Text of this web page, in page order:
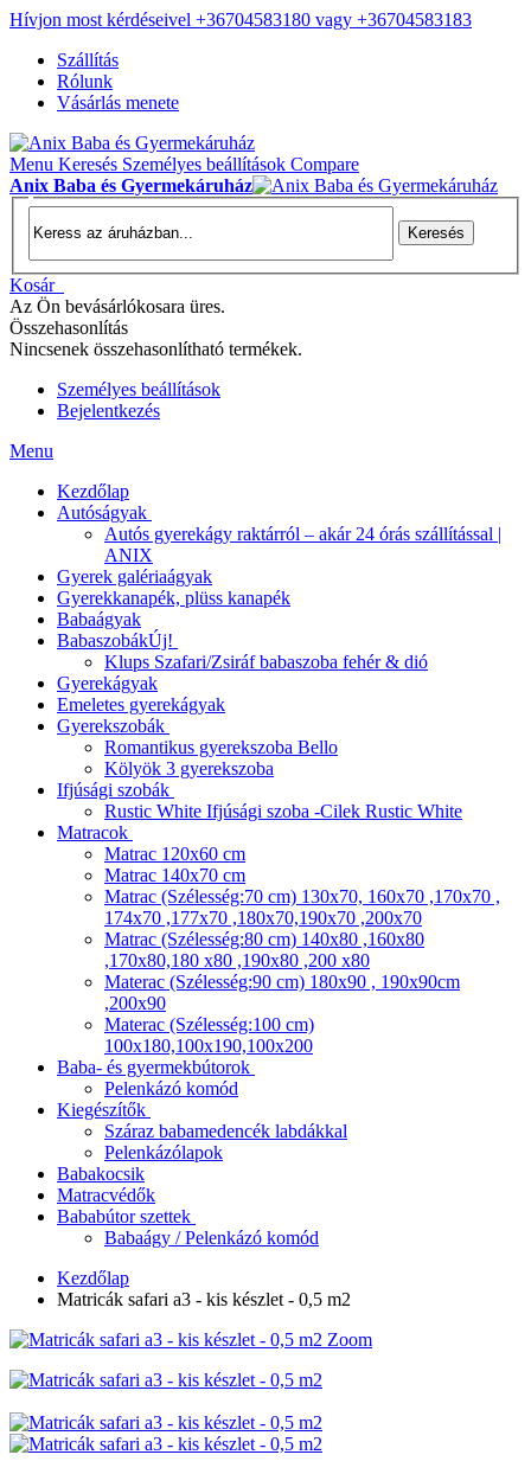
Hívjon most kérdéseivel +36704583180 vagy +36704583183
Szállítás
Rólunk
Vásárlás menete
Menu Keresés Személyes beállítások Compare
Anix Baba és Gyermekáruház
Keresés
Kosár
Az Ön bevásárlókosara üres.
Összehasonlítás
Nincsenek összehasonlítható termékek.
Személyes beállítások
Bejelentkezés
Menu
Kezdőlap
Autóságyak
Autós gyerekágy raktárról – akár 24 órás szállítással |
ANIX
Gyerek galériaágyak
Gyerekkanapék, plüss kanapék
Babaágyak
BabaszobákÚj!
Klups Szafari/Zsiráf babaszoba fehér & dió
Gyerekágyak
Emeletes gyerekágyak
Gyerekszobák
Romantikus gyerekszoba Bello
Kölyök 3 gyerekszoba
Ifjúsági szobák
Rustic White Ifjúsági szoba -Cilek Rustic White
Matracok
Matrac 120x60 cm
Matrac 140x70 cm
Matrac (Szélesség:70 cm) 130x70, 160x70 ,170x70 ,
174x70 ,177x70 ,180x70,190x70 ,200x70
Matrac (Szélesség:80 cm) 140x80 ,160x80
,170x80,180 x80 ,190x80 ,200 x80
Materac (Szélesség:90 cm) 180x90 , 190x90cm
,200x90
Materac (Szélesség:100 cm)
100x180,100x190,100x200
Baba- és gyermekbútorok
Pelenkázó komód
Kiegészítők
Száraz babamedencék labdákkal
Pelenkázólapok
Babakocsik
Matracvédők
Bababútor szettek
Babaágy / Pelenkázó komód
Kezdőlap
Matricák safari a3 - kis készlet - 0,5 m2
Zoom